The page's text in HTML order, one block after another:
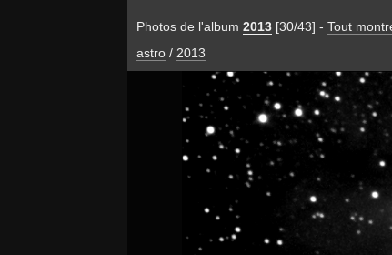
Photos de l'album 2013 [30/43] - Tout
astro / 2013